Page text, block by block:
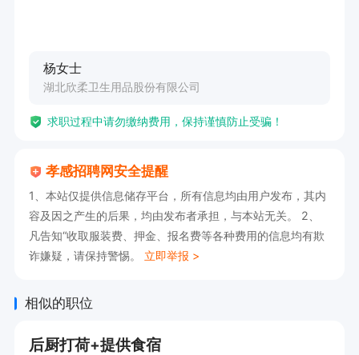
杨女士
湖北欣柔卫生用品股份有限公司
求职过程中请勿缴纳费用，保持谨慎防止受骗！
孝感招聘网安全提醒
1、本站仅提供信息储存平台，所有信息均由用户发布，其内
容及因之产生的后果，均由发布者承担，与本站无关。 2、
凡告知“收取服装费、押金、报名费等各种费用的信息均有欺
诈嫌疑，请保持警惕。 立即举报 >
相似的职位
后厨打荷+提供食宿